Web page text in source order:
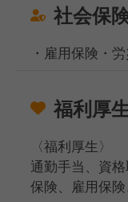
社会保
・雇用保険・
福利厚
〈福利厚生〉
通勤手当、資
保険、雇用保